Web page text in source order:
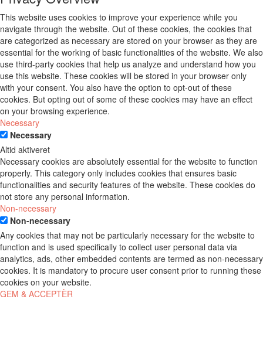
This website uses cookies to improve your experience while you
navigate through the website. Out of these cookies, the cookies that
are categorized as necessary are stored on your browser as they are
essential for the working of basic functionalities of the website. We also
use third-party cookies that help us analyze and understand how you
use this website. These cookies will be stored in your browser only
with your consent. You also have the option to opt-out of these
cookies. But opting out of some of these cookies may have an effect
on your browsing experience.
Necessary
Necessary
Altid aktiveret
Necessary cookies are absolutely essential for the website to function
properly. This category only includes cookies that ensures basic
functionalities and security features of the website. These cookies do
not store any personal information.
Non-necessary
Non-necessary
Any cookies that may not be particularly necessary for the website to
function and is used specifically to collect user personal data via
analytics, ads, other embedded contents are termed as non-necessary
cookies. It is mandatory to procure user consent prior to running these
cookies on your website.
GEM & ACCEPTÈR